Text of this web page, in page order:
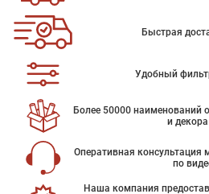
Быстрая
Удобный
Более 50000 наименований
и
Оперативная консультация
по
Наша компания